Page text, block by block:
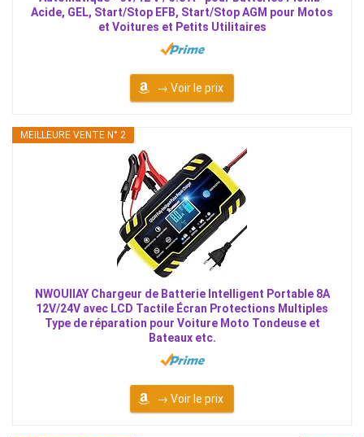
Acide, GEL, Start/Stop EFB, Start/Stop AGM pour Motos
et Voitures et Petits Utilitaires
→ Voir le prix
MEILLEURE VENTE N° 2
NWOUIIAY Chargeur de Batterie Intelligent Portable 8A
12V/24V avec LCD Tactile Écran Protections Multiples
Type de réparation pour Voiture Moto Tondeuse et
Bateaux etc.
→ Voir le prix